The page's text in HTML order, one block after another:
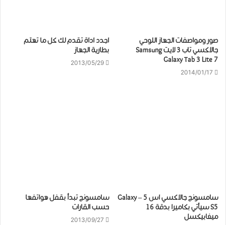
صور ومواصفات الجهاز اللوحي
جالاكسي تاب 3 لايت Samsung
Galaxy Tab 3 Lite 7
2014/01/17
اجدد اداة تقدم لك كل ما تهتم
بطارية الجهاز
2013/05/29
سامسونج جالاكسي اس 5 – Galaxy
S5 سيأتي بكاميرا بدقة 16
ميغابيكسل
سامسونج تبدأ بقفل هواتفها
حسب القارات
2013/09/27